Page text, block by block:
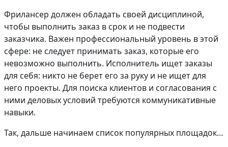
Фрилансер должен обладать своей дисциплиной,
чтобы выполнить заказ в срок и не подвести
заказчика. Важен профессиональный уровень в этой
сфере: не следует принимать заказ, которые его
невозможно выполнить. Исполнитель ищет заказы
для себя: никто не берет его за руку и не ищет для
него проекты. Для поиска клиентов и согласования с
ними деловых условий требуются коммуникативные
навыки.
Так, дальше начинаем список популярных площадок…